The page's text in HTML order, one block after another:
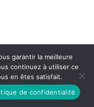
de Confidentialité
garantir la meilleure
continuez à utiliser ce
en êtes satisfait.
de confidentialité